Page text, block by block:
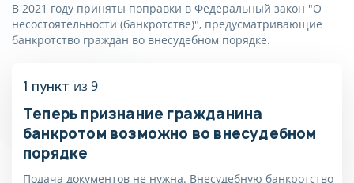
В 2021 году приняты поправки в Федеральный закон "О
несостоятельности (банкротстве)", предусматривающие
банкротство граждан во внесудебном порядке.
1 пункт из 9
Теперь признание гражданина
банкротом возможно во внесудебном
порядке
Подача документов не нужна. Внесудебную банкротство
Получите бесплатную
консультацию
Поздравляем!
от 7 500 руб на срок 12
процедуры банкротства
физлица, с учетом вашей
ситуации, определяется после
беседы с юристом компании и